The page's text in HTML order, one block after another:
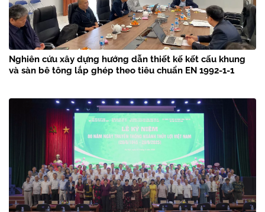
Nghiên cứu xây dựng hướng dẫn thiết kế kết cấu khung
và sàn bê tông lắp ghép theo tiêu chuẩn EN 1992-1-1